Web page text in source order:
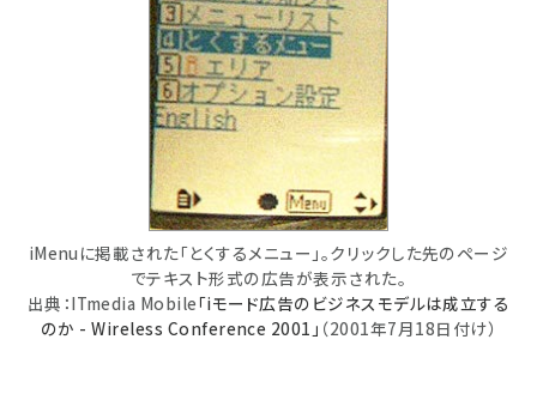
iMenuに掲載された「とくするメニュー」。クリックした先のページ
でテキスト形式の広告が表示された。
出典：ITmedia Mobile「iモード広告のビジネスモデルは成立する
のか - Wireless Conference 2001」 （2001年7月18日付け）